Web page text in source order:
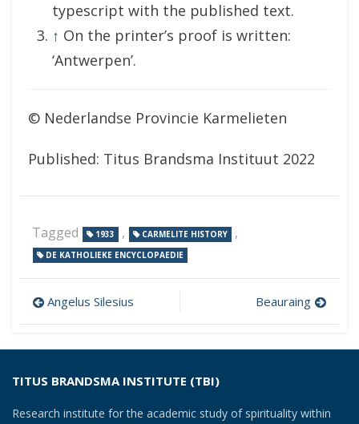
typescript with the published text.
↑ On the printer’s proof is written:
‘Antwerpen’.
© Nederlandse Provincie Karmelieten
Published: Titus Brandsma Instituut 2022
Tagged 1933 , CARMELITE HISTORY ,
DE KATHOLIEKE ENCYCLOPAEDIE
Post
navigation
Angelus Silesius Beauraing
TITUS BRANDSMA INSTITUTE (TBI)
Research institute for the academic study of spirituality within